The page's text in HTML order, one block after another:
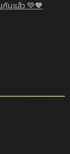
กันแล้ว 💚🧡